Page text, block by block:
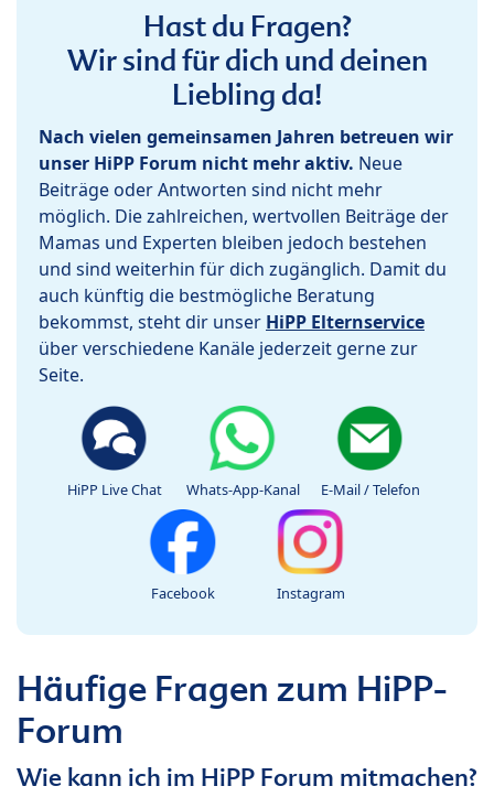
Hast du Fragen?
Wir sind für dich und deinen
Liebling da!
Nach vielen gemeinsamen Jahren betreuen wir
unser HiPP Forum nicht mehr aktiv. Neue
Beiträge oder Antworten sind nicht mehr
möglich. Die zahlreichen, wertvollen Beiträge der
Mamas und Experten bleiben jedoch bestehen
und sind weiterhin für dich zugänglich. Damit du
auch künftig die bestmögliche Beratung
bekommst, steht dir unser HiPP Elternservice
über verschiedene Kanäle jederzeit gerne zur
Seite.
HiPP Live Chat Whats-App-Kanal E-Mail / Telefon
Facebook Instagram
Häufige Fragen zum HiPP-
Forum
Wie kann ich im HiPP Forum mitmachen?